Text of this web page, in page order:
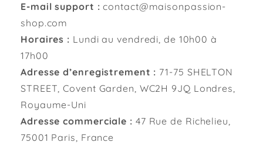
E-mail support : contact@maisonpassion-
shop.com
Horaires : Lundi au vendredi, de 10h00 à
17h00
Adresse d’enregistrement : 71-75 SHELTON
STREET, Covent Garden, WC2H 9JQ Londres,
Royaume-Uni
Adresse commerciale : 47 Rue de Richelieu,
75001 Paris, France